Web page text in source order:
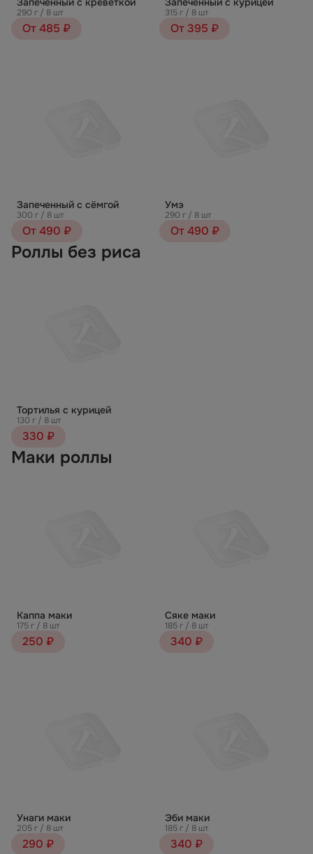
290 г / 8 шт
От 485 ₽
315 г / 8 шт
От 395 ₽
Запеченный с сёмгой
300 г / 8 шт
От 490 ₽
Умэ
290 г / 8 шт
От 490 ₽
Роллы без риса
Тортилья с курицей
130 г / 8 шт
330 ₽
Маки роллы
Каппа маки
175 г / 8 шт
250 ₽
Сяке маки
185 г / 8 шт
340 ₽
Унаги маки
205 г / 8 шт
290 ₽
Эби маки
185 г / 8 шт
340 ₽